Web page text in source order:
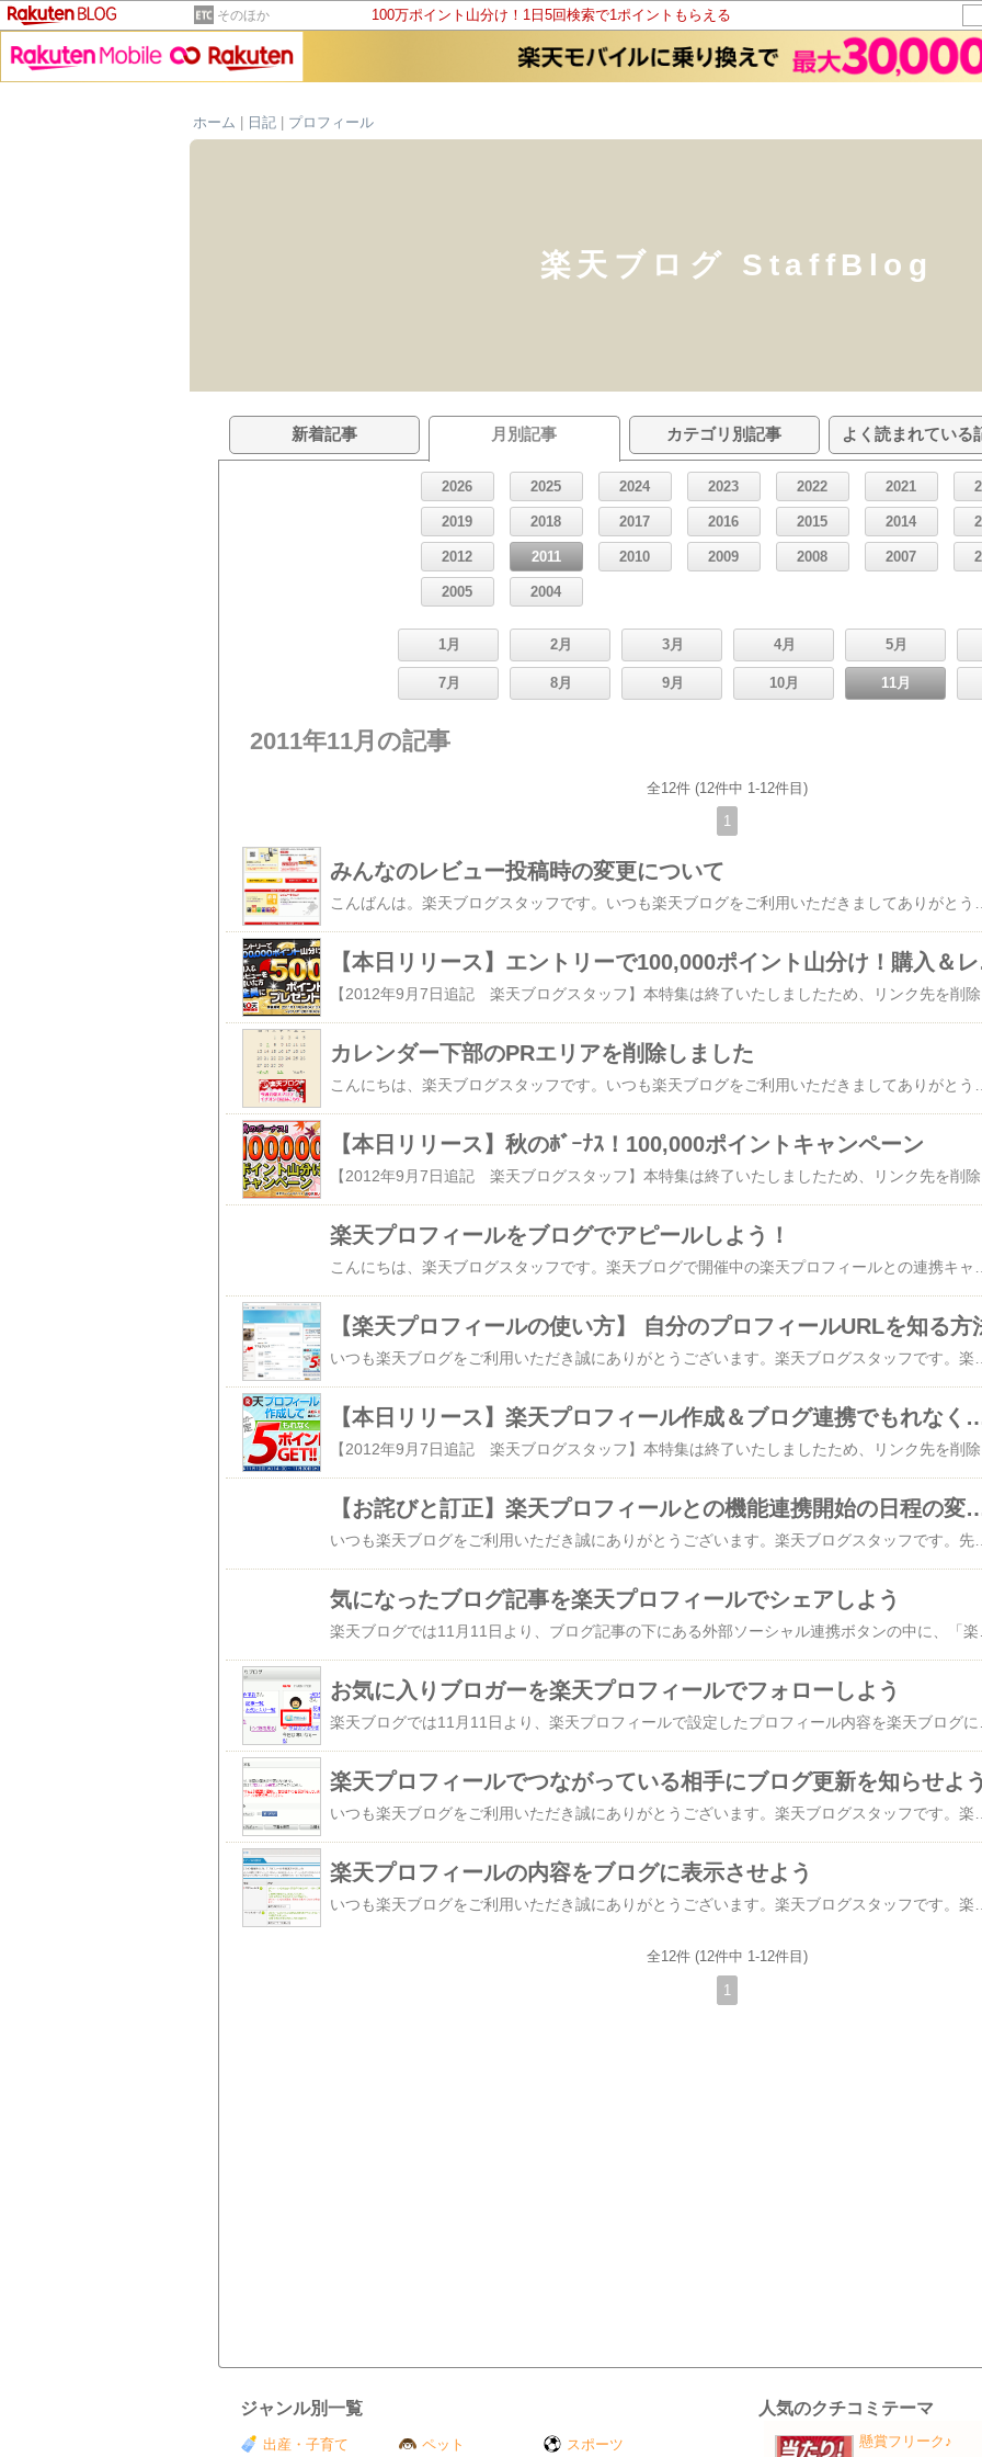
そのほか 100万ポイント山分け！1日5回検索で1ポイントもらえる
ホーム
日記 プロフィール
楽天ブログ StaffBlog
新着記事 月別記事 カテゴリ別記事 よく読まれている
2026 2025 2024 2023 2022 2021
2019 2018 2017 2016 2015 2014
2012 2011 2010 2009 2008 2007
2005 2004
1月 2月 3月 4月 5月
7月 8月 9月 10月 11月
2011年11月の記事
全12件 (12件中 1-12件目)
1
みんなのレビュー投稿時の変更について
【本日
カレンダー下部のPRエリアを削除しました
【本日リリース】秋のﾎﾞｰﾅｽ！100,000ポイントキャンペーン
楽天プロフィールをブログでアピールしよう！
【楽天プロフィールの使い方】 自分のプロフィールURLを知る方
【本日リリース】楽天プロフィール作成＆ブログ連
【お詫びと訂正】楽天プロフィールとの機能連
いつも楽天ブログをご利用いただき誠にありがとうございます。楽天ブログスタッフです。先日よりスタッフブログ内で楽天プロフィールとの機能連携について開始日を本日2011年11月10日とお伝えしておりましたが明日11日に変更となりました。ここにお詫びすると共に日付の訂正をさせていただきます。ご迷惑をお掛けして申し訳ありませんでした。これからも楽天ブログをよろしくお願いいたします。
気になったブログ記事を楽天プロフィールでシェアしよう
お気に入りブロガーを楽天プロフィールでフォローしよう
楽天プロフィールでつながっている相手にブログ更新を知らせよう
楽天プロフィールの内容をブログに表示させよう
全12件 (12件中 1-12件目)
1
ジャンル別一覧
出産・子育て ペット スポーツ
人気のクチコミテーマ
懸賞フリーク♪